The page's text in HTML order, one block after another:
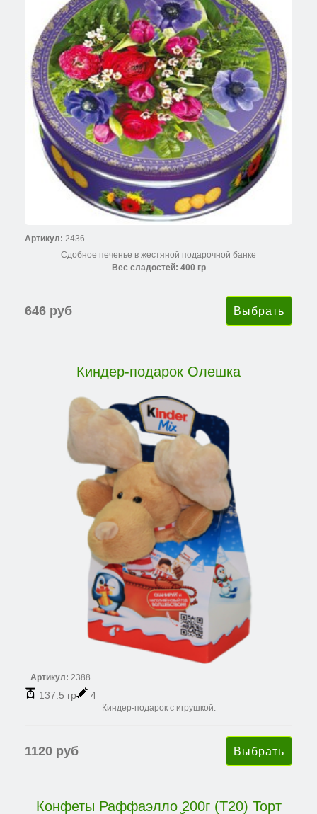
Артикул: 2436
Сдобное печенье в жестяной подарочной банке
Вес сладостей: 400 гр
646 руб
Киндер-подарок Олешка
Артикул: 2388
137.5 гр 4
Киндер-подарок с игрушкой.
1120 руб
Конфеты Раффаэлло 200г (Т20) Торт